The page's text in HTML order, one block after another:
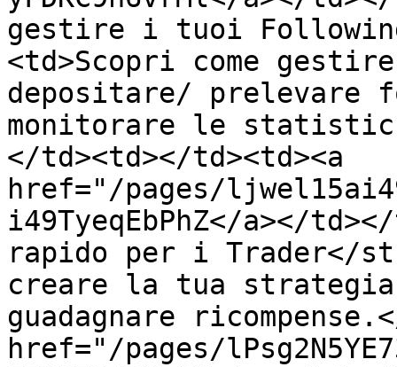
gestire i tuoi
<td>Scopri come
depositare/ prelevare
monitorare le
</td><td></td><td><a
href="/pages/
i49TyeqEbPhZ</a></
rapido per i Trader</
creare la tua
guadagnare
href="/pages/